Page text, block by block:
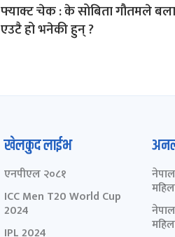
फ्याक्ट चेक : के सोबिता गौतमले
एउटै हो भनेकी हुन् ?
खेलकुद लाईभ
एनपीएल २०८१
ICC Men T20 World Cup
2024
IPL 2024